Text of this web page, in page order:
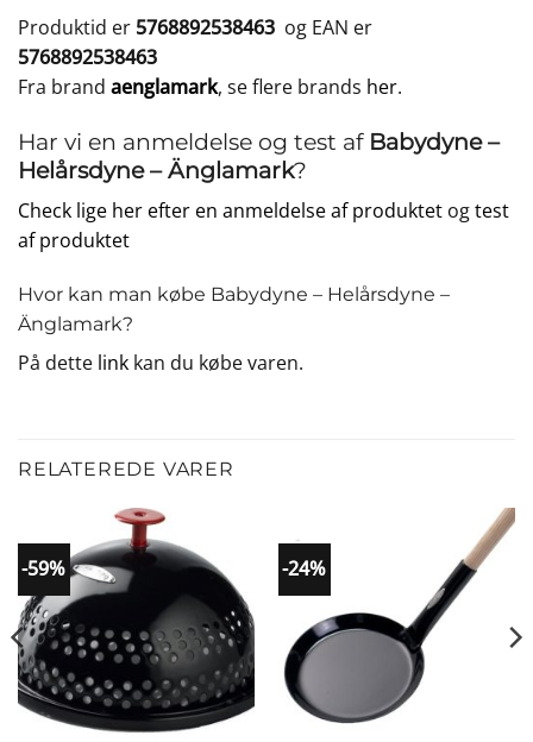
Produktid er 5768892538463 og EAN er
5768892538463
Fra brand aenglamark, se flere brands her.
Har vi en anmeldelse og test af Babydyne –
Helårsdyne – Änglamark?
Check lige her efter en anmeldelse af produktet ogtest
af produktet
Hvor kan man købe Babydyne – Helårsdyne –
Änglamark?
På dette link kan du købe varen.
RELATEREDE VARER
-59% -24%